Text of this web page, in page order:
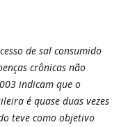
de sal consumido
crônicas não
indicam que o
é quase duas vezes
teve como objetivo